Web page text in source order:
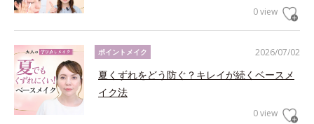
0 view
2026/07/02
ポイントメイク
夏くずれをどう防ぐ？キレイが続くベースメ
イク法
0 view